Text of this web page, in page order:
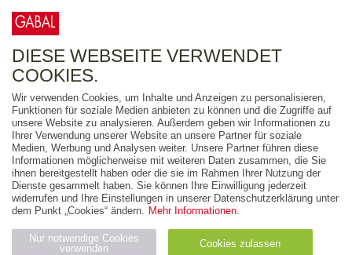
FREITEXT
AUSGABEART
AUS DER REIHE
ZUM THEMA
Neuerscheinung
Bestseller
DIESE WEBSEITE VERWENDET
COOKIES.
Wir verwenden Cookies, um Inhalte und Anzeigen zu personalisieren,
Funktionen für soziale Medien anbieten zu können und die Zugriffe auf
unsere Website zu analysieren. Außerdem geben wir Informationen zu
Ihrer Verwendung unserer Website an unsere Partner für soziale
Medien, Werbung und Analysen weiter. Unsere Partner führen diese
Informationen möglicherweise mit weiteren Daten zusammen, die Sie
ihnen bereitgestellt haben oder die sie im Rahmen Ihrer Nutzung der
Dienste gesammelt haben. Sie können Ihre Einwilligung jederzeit
widerrufen und Ihre Einstellungen in unserer Datenschutzerklärung unter
dem Punkt „Cookies“ ändern. Mehr Informationen.
Nur notwendige Cookies
verwenden
Cookies zulassen